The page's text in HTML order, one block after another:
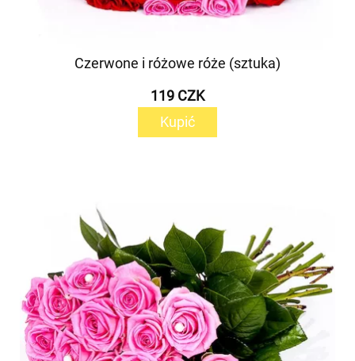
Czerwone i różowe róże (sztuka)
119 CZK
Kupić